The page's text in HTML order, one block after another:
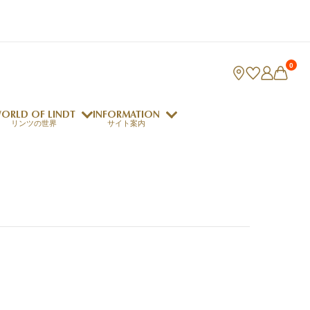
0
OF LINDT
リンツの世界
INFORMATION
サイト案内